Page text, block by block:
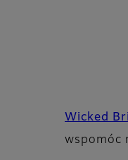
Wicked
wspomóc